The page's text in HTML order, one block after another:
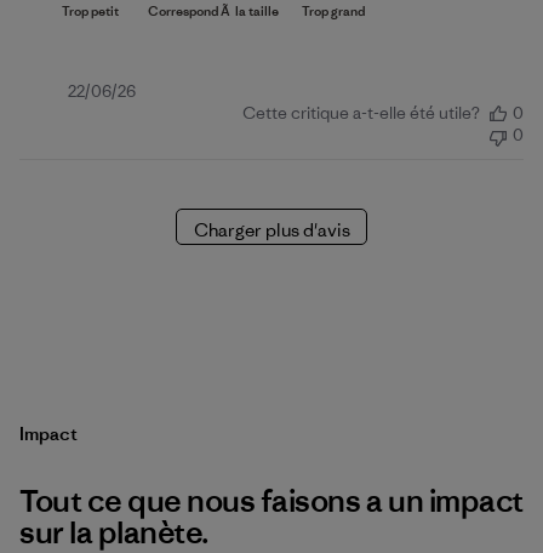
Date
22/06/26
Cette critique a-t-elle été utile?
0
0
Charger plus d'avis
Impact
Tout ce que nous faisons a un impact
sur la planète.